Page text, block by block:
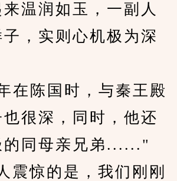
温润如玉，一副人
，实则心机极为深
陈国时，与秦王殿
很深，同时，他还
的同母亲兄弟......"
惊的是，我们刚刚